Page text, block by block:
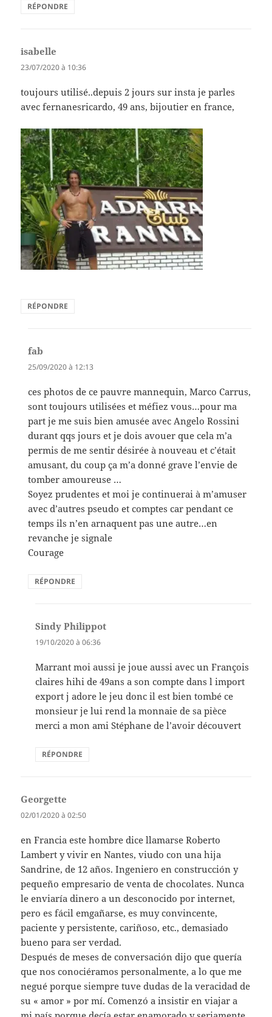
RÉPONDRE
isabelle
23/07/2020 à 10:36
toujours utilisé..depuis 2 jours sur insta je parles
avec fernanesricardo, 49 ans, bijoutier en france,
RÉPONDRE
fab
25/09/2020 à 12:13
ces photos de ce pauvre mannequin, Marco Carrus,
sont toujours utilisées et méfiez vous…pour ma
part je me suis bien amusée avec Angelo Rossini
durant qqs jours et je dois avouer que cela m’a
permis de me sentir désirée à nouveau et c’était
amusant, du coup ça m’a donné grave l’envie de
tomber amoureuse …
Soyez prudentes et moi je continuerai à m’amuser
avec d’autres pseudo et comptes car pendant ce
temps ils n’en arnaquent pas une autre…en
revanche je signale
Courage
RÉPONDRE
Sindy Philippot
19/10/2020 à 06:36
Marrant moi aussi je joue aussi avec un François
claires hihi de 49ans a son compte dans l import
export j adore le jeu donc il est bien tombé ce
monsieur je lui rend la monnaie de sa pièce
merci a mon ami Stéphane de l’avoir découvert
RÉPONDRE
Georgette
02/01/2020 à 02:50
en Francia este hombre dice llamarse Roberto
Lambert y vivir en Nantes, viudo con una hija
Sandrine, de 12 años. Ingeniero en construcción y
pequeño empresario de venta de chocolates. Nunca
le enviaría dinero a un desconocido por internet,
pero es fácil emgañarse, es muy convincente,
paciente y persistente, cariñoso, etc., demasiado
bueno para ser verdad.
Después de meses de conversación dijo que quería
que nos conociéramos personalmente, a lo que me
negué porque siempre tuve dudas de la veracidad de
su « amor » por mí. Comenzó a insistir en viajar a